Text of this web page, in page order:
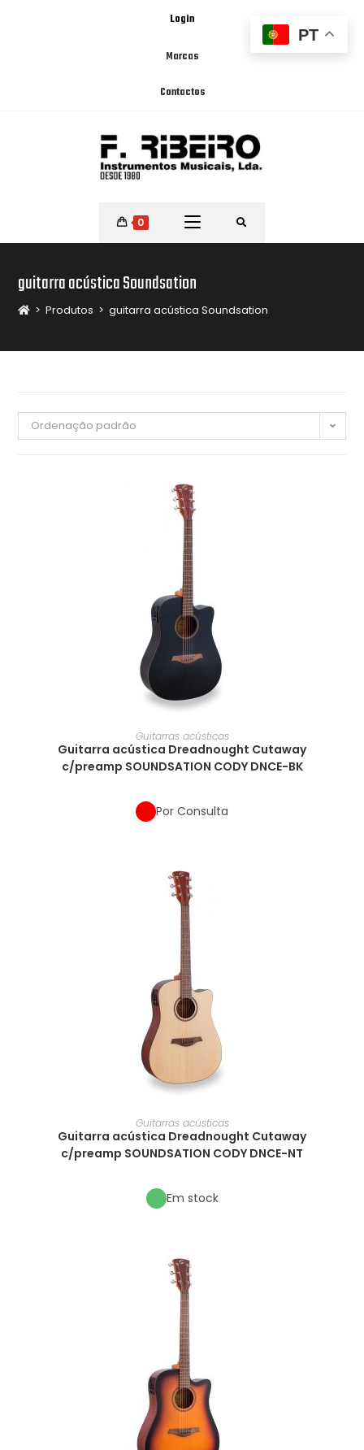
Login
Marcas
Contactos
0
guitarra acústica Soundsation
> Produtos > guitarra acústica Soundsation
Ordenação padrão
Guitarras acústicas
Guitarra acústica Dreadnought Cutaway
c/preamp SOUNDSATION CODY DNCE-BK
Por Consulta
Guitarras acústicas
Guitarra acústica Dreadnought Cutaway
c/preamp SOUNDSATION CODY DNCE-NT
Em stock
PT